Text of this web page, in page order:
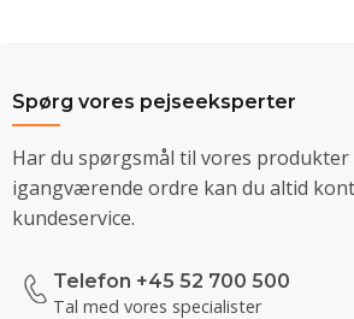
Spørg vores pejseeksperter
Har du spørgsmål til vores produkter
igangværende ordre kan du altid
kundeservice.
Telefon +45 52 700 500
Tal med vores specialister